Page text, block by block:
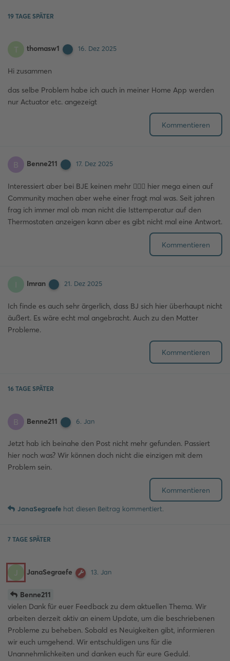
19 TAGE SPÄTER
T thomasw1 16. Dez 2025
Hi zusammen
das selbe Problem habe ich auch in meiner Home App werden
nur Actuator etc. angezeigt
Kommentieren
B Benne211 17. Dez 2025
Interessiert aber bei BJE keinen mehr 🤷🏼‍♂️ hier mega einen auf
Community machen aber wehe einer fragt mal was. Seit jahren
frag ich immer mal ob man nicht die Isttemperatur auf den
Thermostaten anzeigen kann aber es gibt nicht mal eine Antwort.
Kommentieren
I Imran 21. Dez 2025
Ich finde es auch sehr ärgerlich, dass BJ sich hier überhaupt nicht
äußert. Es wäre echt mal angebracht. Auch zu den Matter
Probleme.
Kommentieren
16 TAGE SPÄTER
B Benne211 6. Jan
Jetzt hab ich beinahe den Post nicht mehr gefunden. Passiert
hier noch was? Wir können doch nicht die einzigen mit dem
Problem sein.
Kommentieren
JanaSegraefe hat diesen Beitrag kommentiert.
7 TAGE SPÄTER
J JanaSegraefe 13. Jan
Benne211
vielen Dank für euer Feedback zu dem aktuellen Thema. Wir
arbeiten derzeit aktiv an einem Update, um die beschriebenen
Probleme zu beheben. Sobald es Neuigkeiten gibt, informieren
wir euch umgehend. Wir entschuldigen uns für die
Unannehmlichkeiten und danken euch für eure Geduld.